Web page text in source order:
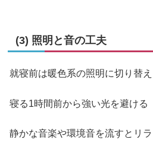
(3) 照明と音の工夫
就寝前は暖色系の照明に切り替え
寝る1時間前から強い光を避ける
静かな音楽や環境音を流すとリ